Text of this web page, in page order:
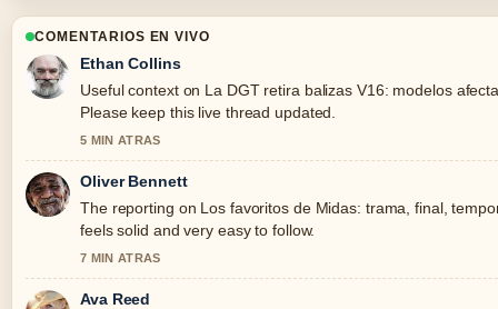
COMENTARIOS EN VIVO
Ethan Collins
Useful context on La DGT retira balizas V16: modelos
Please keep this live thread updated.
5 MIN ATRAS
Oliver Bennett
The reporting on Los favoritos de Midas: trama, final,
feels solid and very easy to follow.
7 MIN ATRAS
Ava Reed